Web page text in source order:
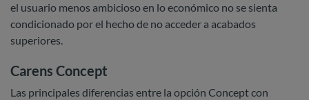
el usuario menos ambicioso en lo económico no se sienta
condicionado por el hecho de no acceder a acabados
superiores.
Carens Concept
Las principales diferencias entre la opción Concept con